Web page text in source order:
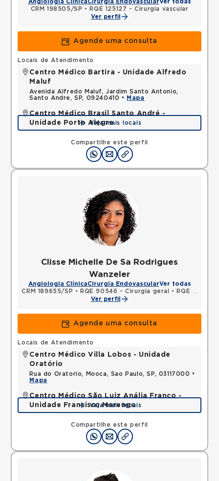
Angiologia ClínicaCirurgia EndovascularVer todas
CRM 198505/SP •
RQE 125127 - Cirurgia vascular
Ver perfil
Agende uma consulta
Compartilhe este perfil
Locais de Atendimento
Centro Médico Bartira - Unidade Alfredo
Maluf
Avenida Alfredo Maluf, Jardim Santo Antonio,
Santo Andre, SP, 09240410 •
Mapa
Centro Médico Brasil Santo André -
Unidade Porto Alegre
Rua Porto Alegre, Vila Santa Teresa, Santo Andre,
SP, 09030610 •
Mapa
Veja mais locais
Clisse Michelle De Sa Rodrigues
Wanzeler
Angiologia ClínicaCirurgia EndovascularVer todas
CRM 189655/SP • RQE 90546 - Cirurgia geral •
RQE 150289 - Cirurgia vascular
Ver perfil
Agende uma consulta
Compartilhe este perfil
Locais de Atendimento
Centro Médico Villa Lobos - Unidade
Oratório
Rua do Oratorio, Mooca, Sao Paulo, SP, 03117000 •
Mapa
Centro Médico São Luiz Anália Franco -
Unidade Francisco Marengo
Rua Francisco Marengo, Tatuape, Sao Paulo, SP,
Mapa
Veja mais locais